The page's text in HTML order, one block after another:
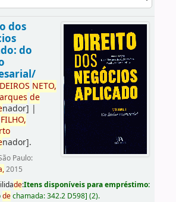
dos
do
DEIROS NETO,
de
nador] |
FILHO,
nador].
Paulo:
2015
de:Itens disponíveis para empréstimo:
dechamada:342.2 D598] (2).